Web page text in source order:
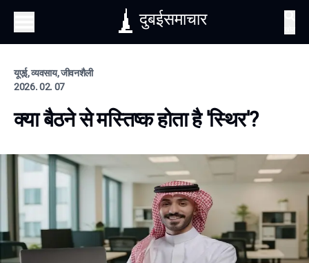
दुबईसमाचार
यूएई, व्यवसाय, जीवनशैली
2026. 02. 07
क्या बैठने से मस्तिष्क होता है 'स्थिर'?